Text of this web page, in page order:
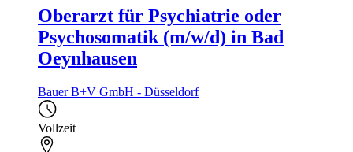
Oberarzt für Psychiatrie oder
Psychosomatik (m/w/d) in Bad
Oeynhausen
Bauer B+V GmbH - Düsseldorf
Vollzeit